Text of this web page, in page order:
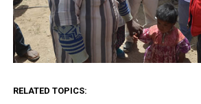
RELATED TOPICS: